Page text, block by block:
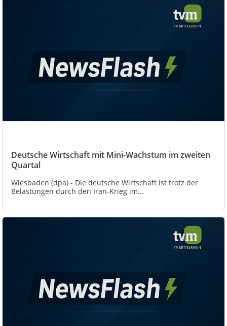
Deutsche Wirtschaft mit Mini-Wachstum im zweiten
Quartal
Wiesbaden (dpa) - Die deutsche Wirtschaft ist trotz der
Belastungen durch den Iran-Krieg im...